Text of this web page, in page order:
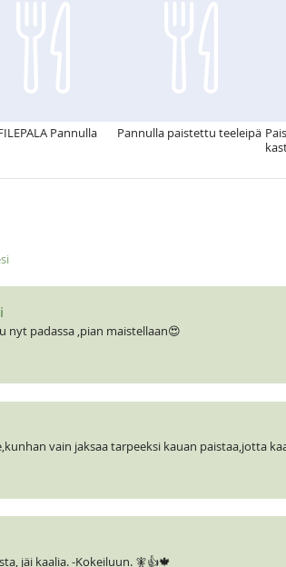
Pannulla Pannulla paistettu teeleipä
nyt padassa ,pian maistellaan😍
vain jaksaa tarpeeksi kauan paistaa,jotta
jäi kaalia. -Kokeiluun. 🧚👍🍁